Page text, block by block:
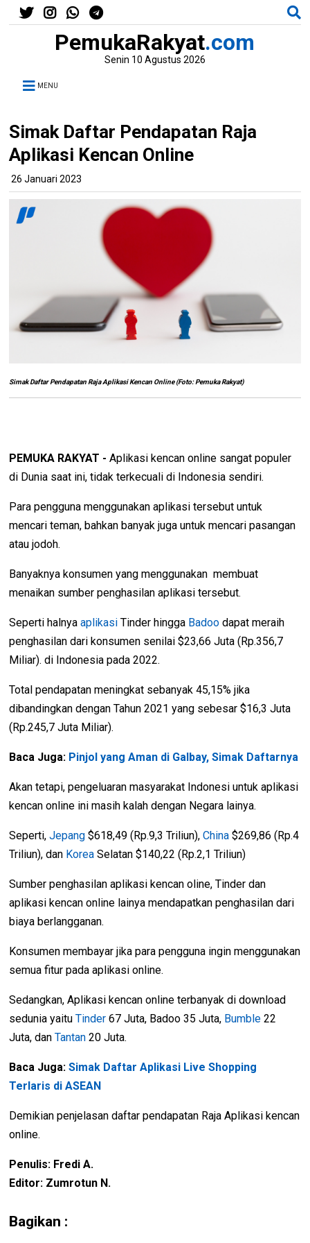
PemukaRakyat.com
Senin 10 Agustus 2026
MENU
Simak Daftar Pendapatan Raja
Aplikasi Kencan Online
26 Januari 2023
Simak Daftar Pendapatan Raja Aplikasi Kencan Online (Foto: Pemuka Rakyat)
PEMUKA RAKYAT -Aplikasi kencan online sangat populer
di Dunia saat ini, tidak terkecuali di Indonesia sendiri.
Para pengguna menggunakan aplikasi tersebut untuk
mencari teman, bahkan banyak juga untuk mencari pasangan
atau jodoh.
Banyaknya konsumen yang menggunakan membuat
menaikan sumber penghasilan aplikasi tersebut.
Seperti halnyaaplikasi Tinder hingga Badoo dapat meraih
penghasilan dari konsumen senilai $23,66 Juta (Rp.356,7
Miliar). di Indonesia pada 2022.
Total pendapatan meningkat sebanyak 45,15% jika
dibandingkan dengan Tahun 2021 yang sebesar $16,3 Juta
(Rp.245,7 Juta Miliar).
Baca Juga: Pinjol yang Aman di Galbay, Simak Daftarnya
Akan tetapi, pengeluaran masyarakat Indonesi untuk aplikasi
kencan online ini masih kalah dengan Negara lainya.
Seperti,Jepang $618,49 (Rp.9,3 Triliun),China $269,86 (Rp.4
Triliun), dan Korea Selatan $140,22 (Rp.2,1 Triliun)
Sumber penghasilan aplikasi kencan oline, Tinder dan
aplikasi kencan online lainya mendapatkan penghasilan dari
biaya berlangganan.
Konsumen membayar jika para pengguna ingin menggunakan
semua fitur pada aplikasi online.
Sedangkan, Aplikasi kencan online terbanyak di download
sedunia yaituTinder 67 Juta, Badoo 35 Juta, Bumble 22
Juta, danTantan 20 Juta.
Baca Juga:Simak Daftar Aplikasi Live Shopping
Terlaris di ASEAN
Demikian penjelasan daftar pendapatan Raja Aplikasi kencan
online.
Penulis: Fredi A.
Editor: Zumrotun N.
Bagikan :